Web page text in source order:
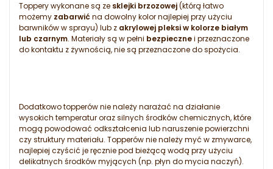
Toppery wykonane są ze sklejki brzozowej(którą łatwo
możemy zabarwićna dowolny kolor najlepiej przy użyciu
barwników w sprayu) lub z akrylowej pleksi w kolorze białym
lub czarnym. Materiały są w pełni bezpiecznei przeznaczone
do kontaktu z żywnością, nie są przeznaczone do spożycia.
Dodatkowo topperów nie należy narażać na działanie
wysokich temperatur oraz silnych środków chemicznych, które
mogą powodować odkształcenia lub naruszenie powierzchni
czy struktury materiału. Topperów nie należy myć w zmywarce,
najlepiej czyścić je ręcznie pod bieżącą wodą przy użyciu
delikatnych środków myjących (np. płyn do mycia naczyń).